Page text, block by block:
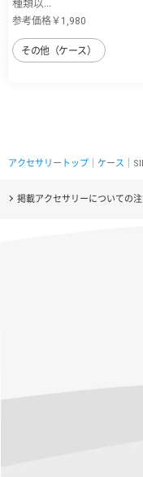
種類以...
参考価格￥1,980
その他（ケース）
アクセサリートップ ケース ｜
掲載アクセサリーについての